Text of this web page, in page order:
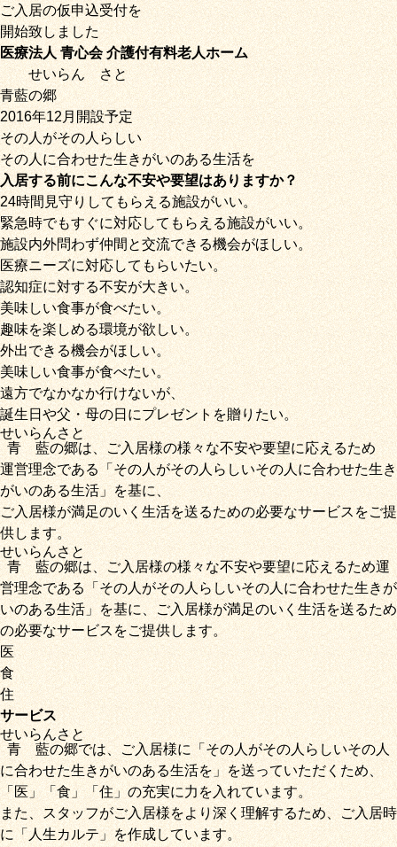
ご入居の仮申込受付を
開始致しました
医療法人 青心会 介護付有料老人ホーム
せいらんさと
青藍の郷
2016年12月開設予定
その人がその人らしい
その人に合わせた生きがいのある生活を
入居する前にこんな不安や要望はありますか？
24時間見守りしてもらえる施設がいい。
緊急時でもすぐに対応してもらえる施設がいい。
施設内外問わず仲間と交流できる機会がほしい。
医療ニーズに対応してもらいたい。
認知症に対する不安が大きい。
美味しい食事が食べたい。
趣味を楽しめる環境が欲しい。
外出できる機会がほしい。
美味しい食事が食べたい。
遠方でなかなか行けないが、
誕生日や父・母の日にプレゼントを贈りたい。
青藍
せいらん
の郷
さと
は、ご入居様の様々な不安や要望に応えるため
運営理念である「その人がその人らしいその人に合わせた生き
がいのある生活」を基に、
ご入居様が満足のいく生活を送るための必要なサービスをご提
供します。
青藍
せいらん
の郷
さと
は、ご入居様の様々な不安や要望に応えるため運
営理念である「その人がその人らしいその人に合わせた生きが
いのある生活」を基に、ご入居様が満足のいく生活を送るため
の必要なサービスをご提供します。
医
食
住
サービス
青藍
せいらん
の郷
さと
では、ご入居様に「その人がその人らしいその人
に合わせた生きがいのある生活を」を送っていただくため、
「医」 「食」「住」の充実に力を入れています。
また、スタッフがご入居様をより深く理解するため、ご入居時
に「人生カルテ」を作成しています。